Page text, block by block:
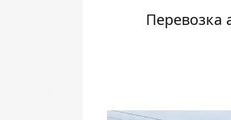
Перевозка